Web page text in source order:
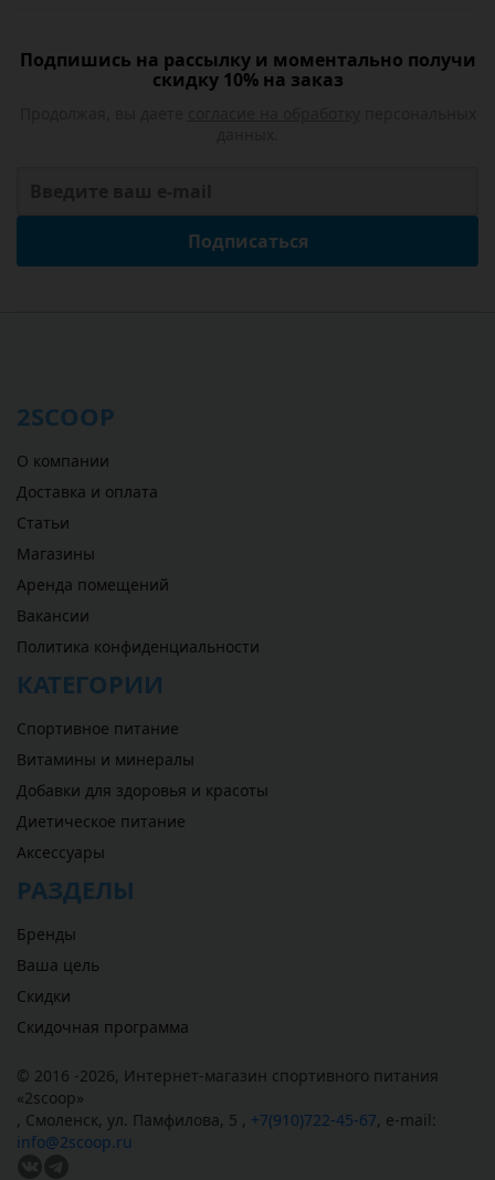
Подпишись на рассылку и моментально получи
скидку 10% на заказ
Подписаться
2SCOOP
О компании
Доставка и оплата
Статьи
Магазины
Аренда помещений
Вакансии
Политика конфиденциальности
КАТЕГОРИИ
Спортивное питание
Витамины и минералы
Добавки для здоровья и красоты
Диетическое питание
Аксессуары
РАЗДЕЛЫ
Бренды
Ваша цель
Скидки
Скидочная программа
© 2016 -2026, Интернет-магазин спортивного питания
«2scoop»
, Смоленск, ул. Памфилова, 5 , +7(910)722-45-67, e-mail:
info@2scoop.ru